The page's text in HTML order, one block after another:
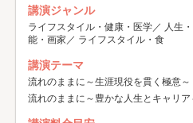
講演ジャンル
ライフスタイル・健康・医学／ 人生
能・画家／ ライフスタイル・食
講演テーマ
流れのままに～生涯現役を貫く極意～
流れのままに～豊かな人生とキャリア